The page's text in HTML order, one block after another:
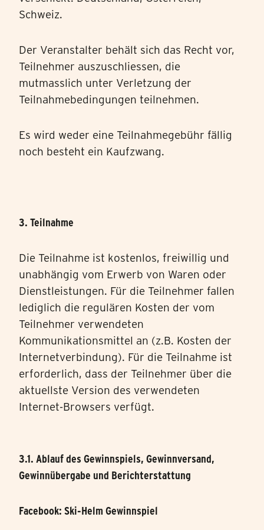
Schweiz.
Der Veranstalter behält sich das Recht vor,
Teilnehmer auszuschliessen, die
mutmasslich unter Verletzung der
Teilnahmebedingungen teilnehmen.
Es wird weder eine Teilnahmegebühr fällig
noch besteht ein Kaufzwang.
3. Teilnahme
Die Teilnahme ist kostenlos, freiwillig und
unabhängig vom Erwerb von Waren oder
Dienstleistungen. Für die Teilnehmer fallen
lediglich die regulären Kosten der vom
Teilnehmer verwendeten
Kommunikationsmittel an (z.B. Kosten der
Internetverbindung). Für die Teilnahme ist
erforderlich, dass der Teilnehmer über die
aktuellste Version des verwendeten
Internet-Browsers verfügt.
3.1. Ablauf des Gewinnspiels, Gewinnversand,
Gewinnübergabe und Berichterstattung
Facebook: Ski-Helm Gewinnspiel